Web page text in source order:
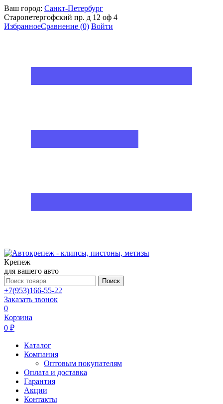
Ваш город: Санкт-Петербург
Старопетергофский пр. д 12 оф 4
ИзбранноеСравнение (0) Войти
Крепеж
для вашего авто
Поиск
+7(953)166-55-22
Заказать звонок
0
Корзина
0 ₽
Каталог
Компания
Оптовым покупателям
Оплата и доставка
Гарантия
Акции
Контакты